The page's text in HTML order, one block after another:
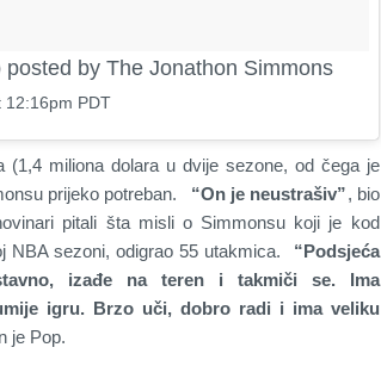
posted by The Jonathon Simmons
12:16pm PDT
(1,4 miliona dolara u dvije sezone, od čega je
prijeko potreban. “On je neustrašiv”, bio
pitali šta misli o Simmonsu koji je kod
NBA sezoni, odigrao 55 utakmica. “Podsjeća
izađe na teren i takmiči se. Ima
igru. Brzo uči, dobro radi i ima veliku
je Pop.